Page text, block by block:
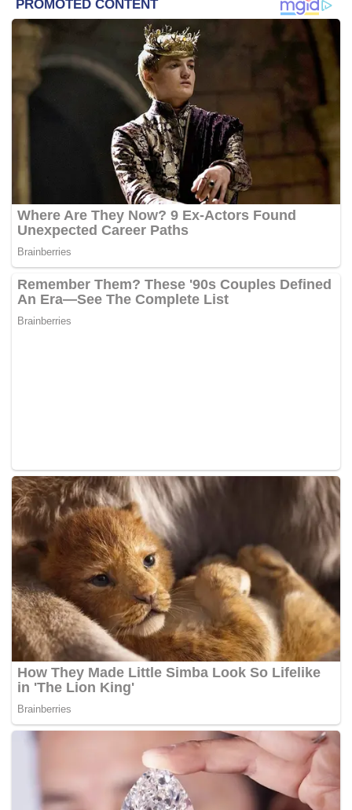
pertuduhan terhadap Mohd Rafizi yang menghadapi dua
pertuduhan di bawah Akta Rahsia Rasmi 1972.
Bagaimanapun Hakim Zulqarnain Hassan yang
memerintahkan hukuman itu berjalan serentak,
membenarkan penangguhan pelaksanaan hukuman
sementara rayuan Mohd Rafizi didengar di Mahkamah
Naib Presiden PKR itu didapati bersalah memiliki tanpa
kebenaran satu halaman muka surat 98 mengenai Laporan
Pengauditan 1MDB yang merupakan kesalahan di bawah
Akta Rahsia Rasmi 1972.
Tertuduh didakwa melakukan kesalahan itu di lobi
bangunan Parlimen, Jalan Parlimen, di sini pada 3 petang,
24 Mac 2016, mengikut Seksyen 8(1)(c)(iii) Akta Rahsia
sehingga tujuh tahun. – BERNAMA
Rafizi Ramli